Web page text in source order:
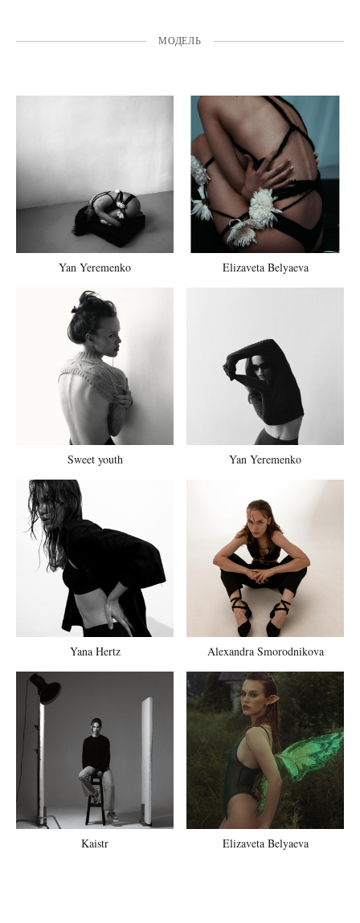
МОДЕЛЬ
Yan Yeremenko Elizaveta Belyaeva
Sweet youth Yan Yeremenko
Yana Hertz Alexandra Smorodnikova
Kaistr Elizaveta Belyaeva